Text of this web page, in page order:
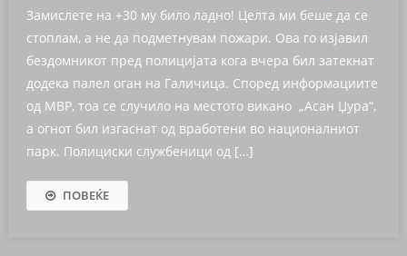
Замислете на +30 му било ладно! Целта ми беше да се
стоплам, а не да подметнувам пожари. Ова го изјавил
бездомникот пред полицијата кога вчера бил затекнат
додека палел оган на Галичица. Според информациите
од МВР, тоа се случило на местото викано „Асан Џура“,
а огнот бил изгаснат од вработени во националниот
парк. Полициски службеници од […]
ПОВЕЌЕ